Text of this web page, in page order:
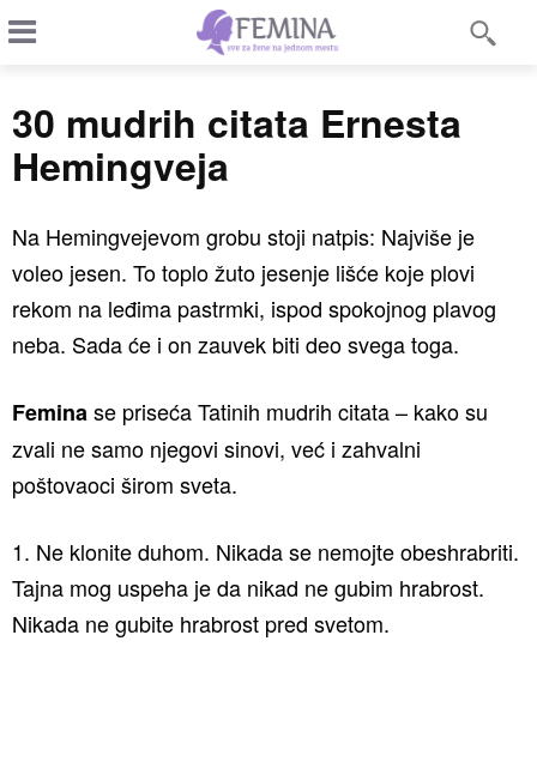
30 mudrih citata Ernesta
Hemingveja
Na Hemingvejevom grobu stoji natpis: Najviše je
voleo jesen. To toplo žuto jesenje lišće koje plovi
rekom na leđima pastrmki, ispod spokojnog plavog
neba. Sada će i on zauvek biti deo svega toga.
Feminase priseća Tatinih mudrih citata – kako su
zvali ne samo njegovi sinovi, već i zahvalni
poštovaoci širom sveta.
1. Ne klonite duhom. Nikada se nemojte obeshrabriti.
Tajna mog uspeha je da nikad ne gubim hrabrost.
Nikada ne gubite hrabrost pred svetom.